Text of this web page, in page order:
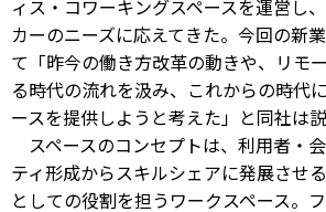
ィス・コワーキングスペースを運営し
カーのニーズに応えてきた。今回の新
て「昨今の働き方改革の動きや、リモ
る時代の流れを汲み、これからの時代
ースを提供しようと考えた」と同社は
スペースのコンセプトは、利用者・
ティ形成からスキルシェアに発展させ
としての役割を担うワークスペース。